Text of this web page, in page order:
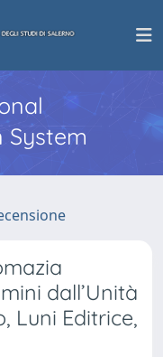
System
dall’Unità
Luni Editrice,